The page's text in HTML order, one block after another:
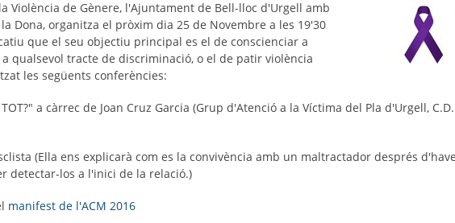
Violència de Gènere, l'Ajuntament de Bell-lloc d'Urgell amb
Dona, organitza el pròxim dia 25 de Novembre a les 19'30
que el seu objectiu principal es el de conscienciar a
qualsevol tracte de discriminació, o el de patir violència
les següents conferències:
TOT?" a càrrec de Joan Cruz Garcia (Grup d'Atenció a la Víctima del Pla d'Urgell, C.D.
(Ella ens explicarà com es la convivència amb un maltractador després
detectar-los a l'inici de la relació.)
manifest de l'ACM 2016